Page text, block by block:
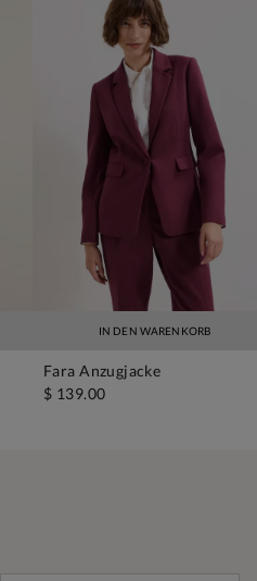
IN DEN WARENKORB
Fara Anzugjacke
$ 139.00